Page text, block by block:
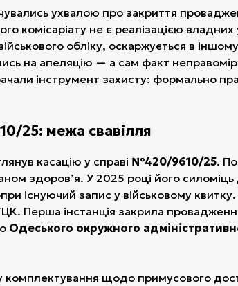
ухвалою про закриття
комісаріату не є реалізацією владних
обліку, оскаржується в
на апеляцію — а сам факт
інструмент захисту: формально
25: межа свавілля
касацію у справі №420/9610/25.
здоров’я. У 2025 році його
існуючий запис у військовому квитку.
Перша інстанція закрила
Одеського окружного
комплектування щодо примусового